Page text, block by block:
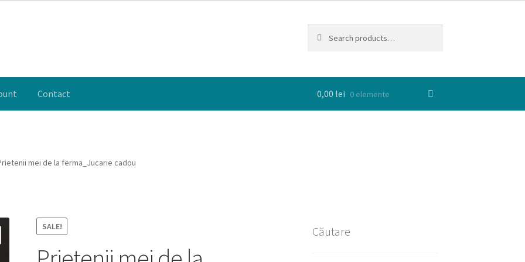
for:
Contact 0,00 lei 0 elemente
mei de la ferma_Jucarie cadou
SALE! Căutare